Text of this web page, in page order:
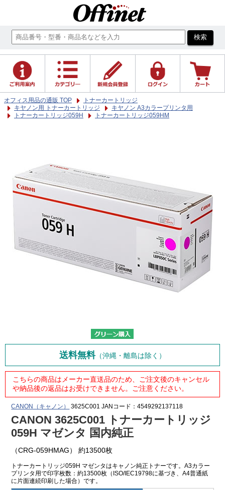
オフィス用品の通販 TOP
トナーカートリッジ
キヤノン用 トナーカートリッジ
キヤノン A3カラープリンタ用
トナーカートリッジ059H
トナーカートリッジ059HM
送料無料（沖縄・離島は除く）
こちらの商品はメーカー直送品のため、ご注文後のキャンセル
や納品後の返品はお受けできません。ご注意ください。
CANON（キャノン） 3625C001 JANコード：4549292137118
CANON 3625C001 トナーカートリッジ
059H マゼンタ 国内純正
（CRG-059HMAG） 約13500枚
トナーカートリッジ059H マゼンタはキャノン純正トナーです。A3カラー
プリンタ用で印字枚数：約13500枚（ISO/IEC19798に基づき、A4普通紙
に片面連続印刷した場合）です。